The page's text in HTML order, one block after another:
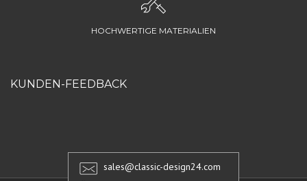
HOCHWERTIGE MATERIALIEN
KUNDEN-FEEDBACK
sales@classic-design24.com